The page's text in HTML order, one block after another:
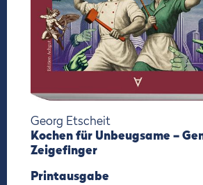
Georg Etscheit
Kochen für Unbeugsame –
Zeigefinger
Printausgabe